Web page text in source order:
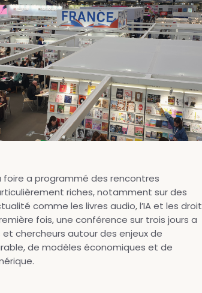
foire a programmé des rencontres
riches, notamment sur des
comme les livres audio, l’IA et les
fois, une conférence sur trois jours a
chercheurs autour des enjeux de
de modèles économiques et de